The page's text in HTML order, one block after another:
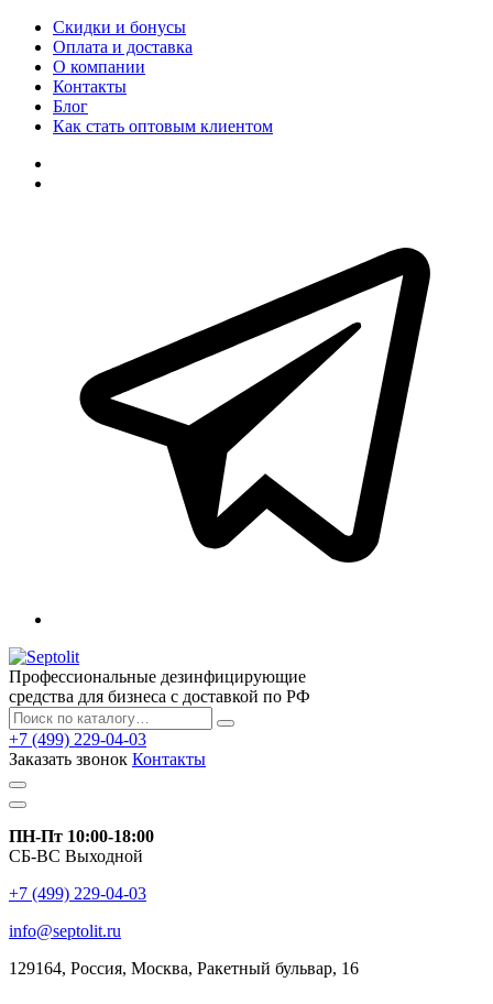
Скидки и бонусы
Оплата и доставка
О компании
Контакты
Блог
Как стать оптовым клиентом
Профессиональные дезинфицирующие
средства для бизнеса с доставкой по РФ
+7 (499) 229-04-03
Заказать звонок Контакты
ПН-Пт 10:00-18:00
СБ-ВС Выходной
+7 (499) 229-04-03
info@septolit.ru
129164, Россия, Москва, Ракетный бульвар, 16